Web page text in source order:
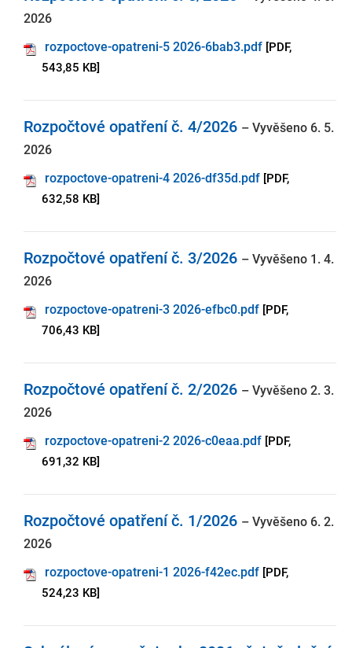
2026
rozpoctove-opatreni-5 2026-6bab3.pdf [PDF,
543,85 KB]
Rozpočtové opatření č. 4/2026 – Vyvěšeno 6. 5.
2026
rozpoctove-opatreni-4 2026-df35d.pdf [PDF,
632,58 KB]
Rozpočtové opatření č. 3/2026 – Vyvěšeno 1. 4.
2026
rozpoctove-opatreni-3 2026-efbc0.pdf [PDF,
706,43 KB]
Rozpočtové opatření č. 2/2026 – Vyvěšeno 2. 3.
2026
rozpoctove-opatreni-2 2026-c0eaa.pdf [PDF,
691,32 KB]
Rozpočtové opatření č. 1/2026 – Vyvěšeno 6. 2.
2026
rozpoctove-opatreni-1 2026-f42ec.pdf [PDF,
524,23 KB]